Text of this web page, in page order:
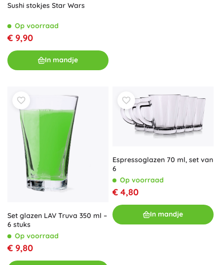
Sushi stokjes Star Wars
Op voorraad
€ 9,90
In mandje
Set glazen LAV Truva 350 ml –
6 stuks
Op voorraad
€ 9,80
Espressoglazen 70 ml, set van
6
Op voorraad
€ 4,80
In mandje